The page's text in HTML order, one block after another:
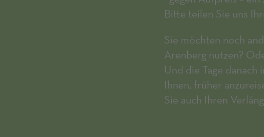
Bitte teilen Sie uns
Sie möchten noch
Arenberg nutzen?
Und die Tage danach
Ihnen, früher
Sie auch Ihren